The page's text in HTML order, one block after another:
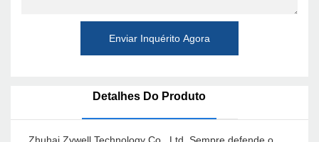
Enviar Inquérito Agora
Detalhes Do Produto